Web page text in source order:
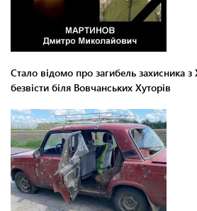
Стало відомо про загибель захисника
безвісти біля Вовчанських Хуторів